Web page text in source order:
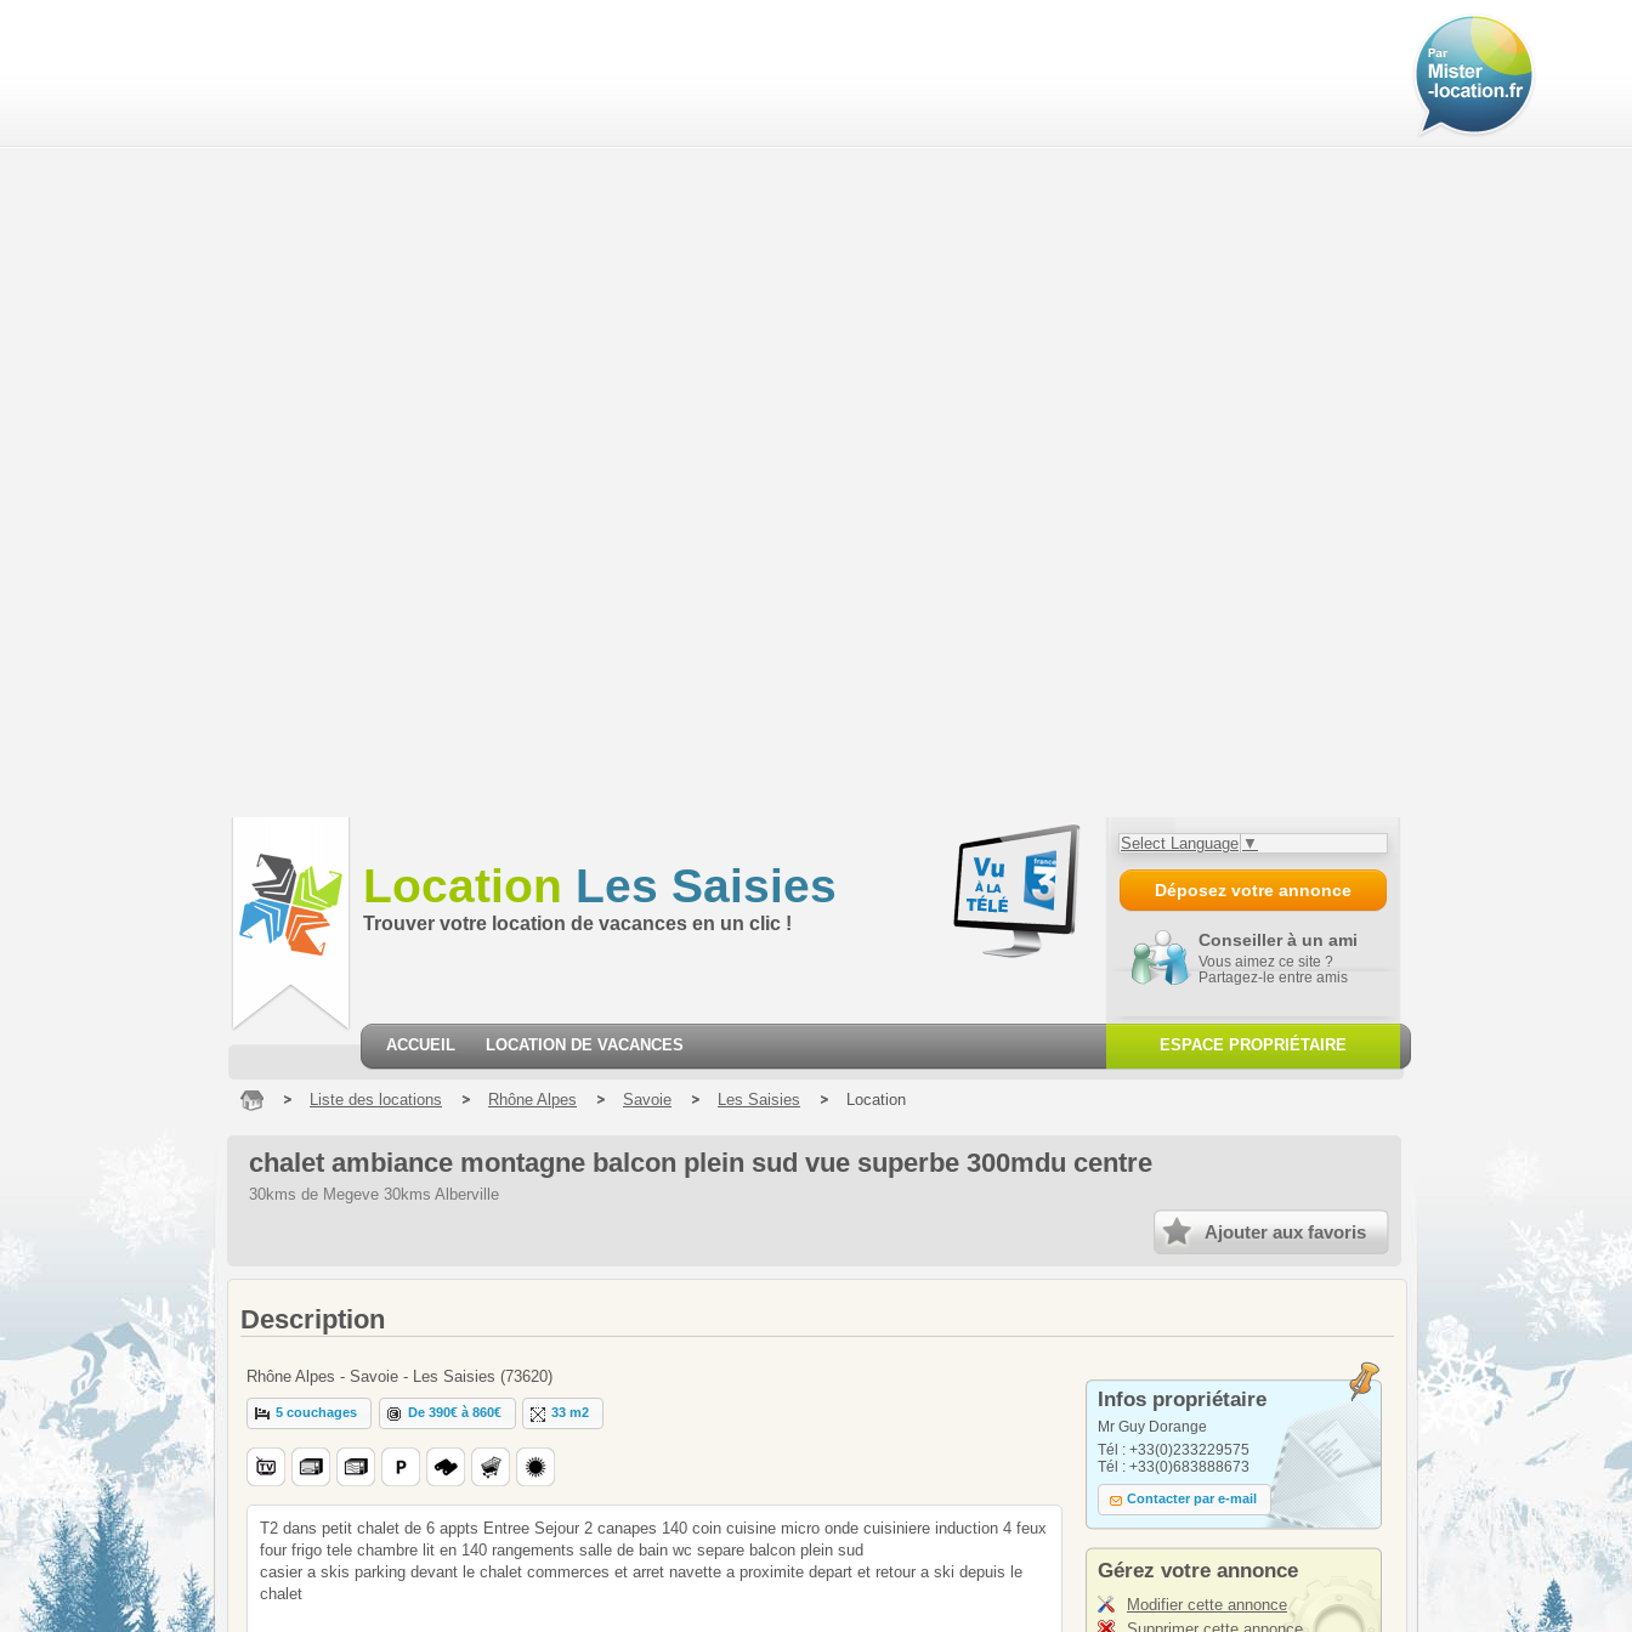
Location Les Saisies
Trouver votre location de vacances en un clic !
Select Language ▼
Déposez votre annonce
Conseiller à un ami
Vous aimez ce site ?
Partagez-le entre amis
ACCUEIL LOCATION DE VACANCES ESPACE PROPRIÉTAIRE
Liste des locations Rhône Alpes Savoie Les Saisies Location
chalet ambiance montagne balcon plein sud vue superbe 300mdu centre
30kms de Megeve 30kms Alberville
Ajouter aux favoris
Description
Rhône Alpes - Savoie - Les Saisies (73620)
5 couchages De 390€ à 860€ 33 m2
T2 dans petit chalet de 6 appts Entree Sejour 2 canapes 140 coin cuisine micro onde cuisiniere induction 4 feux
four frigo tele chambre lit en 140 rangements salle de bain wc separe balcon plein sud
casier a skis parking devant le chalet commerces et arret navette a proximite depart et retour a ski depuis le
chalet
Infos propriétaire
Mr Guy Dorange
Tél : +33(0)233229575
Tél : +33(0)683888673
Contacter par e-mail
Gérez votre annonce
Modifier cette annonce